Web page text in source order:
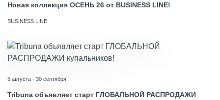
Новая коллекция ОСЕНЬ 26 от BUSINESS LINE!
BUSINESS LINE
5 августа - 30 сентября
Tribuna объявляет старт ГЛОБАЛЬНОЙ РАСПРОДАЖИ